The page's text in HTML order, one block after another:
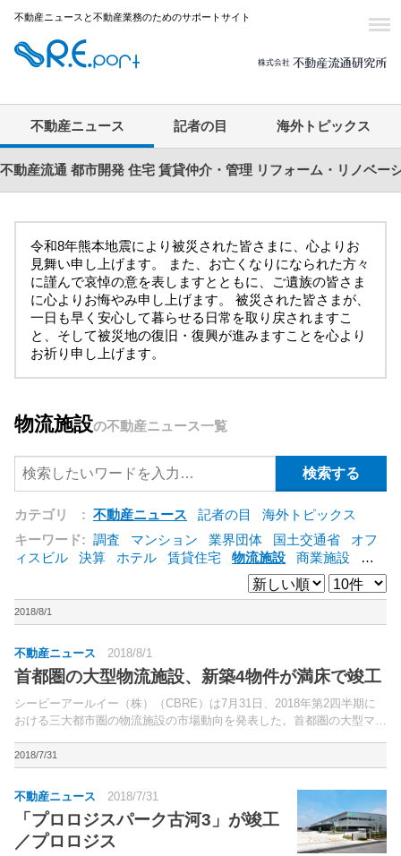
不動産ニュースと不動産業務のためのサポートサイト
不動産ニュース 記者の目 海外トピックス
不動産流通 都市開発 住宅 賃貸仲介・管理 リフォーム・リノベー
令和8年熊本地震により被災された皆さまに、心よりお
見舞い申し上げます。 また、お亡くなりになられた方々
に謹んで哀悼の意を表しますとともに、ご遺族の皆さま
に心よりお悔やみ申し上げます。 被災された皆さまが、
一日も早く安心して暮らせる日常を取り戻されますこ
と、そして被災地の復旧・復興が進みますことを心より
お祈り申し上げます。
物流施設の不動産ニュース一覧
カテゴリ : 不動産ニュース 記者の目
海外トピックス
キーワード: 調査 マンション 業界団体 国土交通省
オフ
ィスビル
決算 ホテル 賃貸住宅 物流施設 商業施設
海
東急不動産 賃料
ア
野村不動産 ZEH [+]
2018/8/1
不動産ニュース 2018/8/1
首都圏の大型物流施設、新築4物件が満床で竣工
シービーアールイー（株）（CBRE）は7月31日、2018年第2四半期に
おける三大都市圏の物流施設の市場動向を発表した。首都圏の大型マル
2018/7/31
不動産ニュース 2018/7/31
「プロロジスパーク古河3」が竣工
／プロロジス